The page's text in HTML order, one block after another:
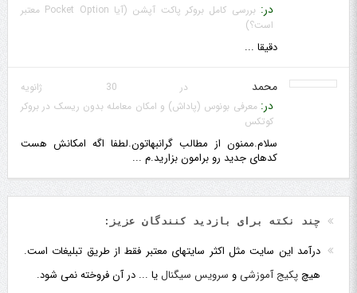
در:
بررسی کامل بروکر پاکت آپشن (آیا Pocket Option معتبر
است؟)
دقیقا ...
محمد در 30 ژانویه
در:معرفی بونوس (پاداش) و امکان معامله بدون ریسک در بروکر
کوتکس
سلام.ممنون از مطالب گرانبهاتون.لطفا اگه امکانش هست
کدهای جدید رو برامون بزارید.م ...
چند نکته برای بازدید کنندگان عزیز:
درآمد این سایت مثل اکثر سایتهای معتبر فقط از طریق تبلیغات است.
هیچ پکیج آموزشیو سرویس سیگنال یا ... در آن فروخته نمی شود.